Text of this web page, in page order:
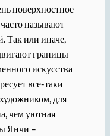
поверхностное
называют
Так или иначе,
границы
искусства
все-таки
для
чем уютная
Янчи –